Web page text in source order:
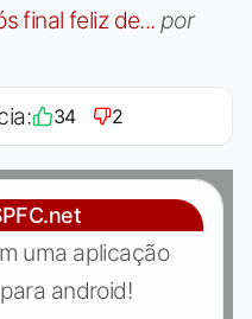
final feliz de... por
34 2
uma aplicação
android!